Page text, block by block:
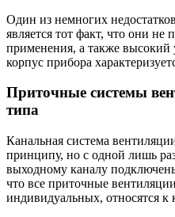
Один из немногих
является тот факт, что они не
применения, а также высокий
корпус прибора
Приточные системы
типа
Канальная система
принципу, но с одной лишь
выходному каналу
что все приточные
индивидуальных, относятся к